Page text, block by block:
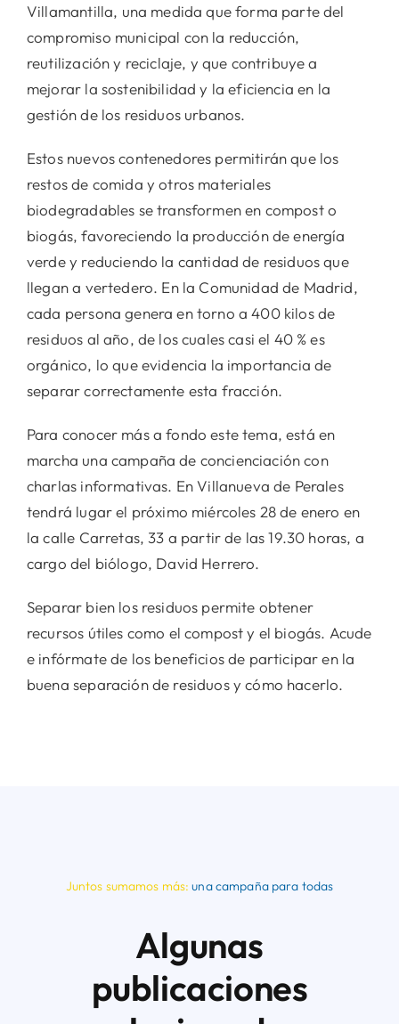
Villamantilla, una medida que forma parte del
compromiso municipal con la reducción,
reutilización y reciclaje, y que contribuye a
mejorar la sostenibilidad y la eficiencia en la
gestión de los residuos urbanos.
Estos nuevos contenedores permitirán que los
restos de comida y otros materiales
biodegradables se transformen en compost o
biogás, favoreciendo la producción de energía
verde y reduciendo la cantidad de residuos que
llegan a vertedero. En la Comunidad de Madrid,
cada persona genera en torno a 400 kilos de
residuos al año, de los cuales casi el 40 % es
orgánico, lo que evidencia la importancia de
separar correctamente esta fracción.
Para conocer más a fondo este tema, está en
marcha una campaña de concienciación con
charlas informativas. En Villanueva de Perales
tendrá lugar el próximo miércoles 28 de enero en
la calle Carretas, 33 a partir de las 19.30 horas, a
cargo del biólogo, David Herrero.
Separar bien los residuos permite obtener
recursos útiles como el compost y el biogás. Acude
e infórmate de los beneficios de participar en la
buena separación de residuos y cómo hacerlo.
Juntos sumamos más:una campaña para todas
Algunas
publicaciones